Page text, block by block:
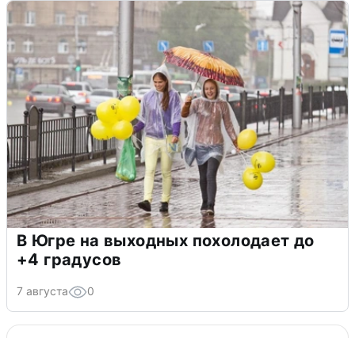
В Югре на выходных похолодает до
+4 градусов
7 августа 0